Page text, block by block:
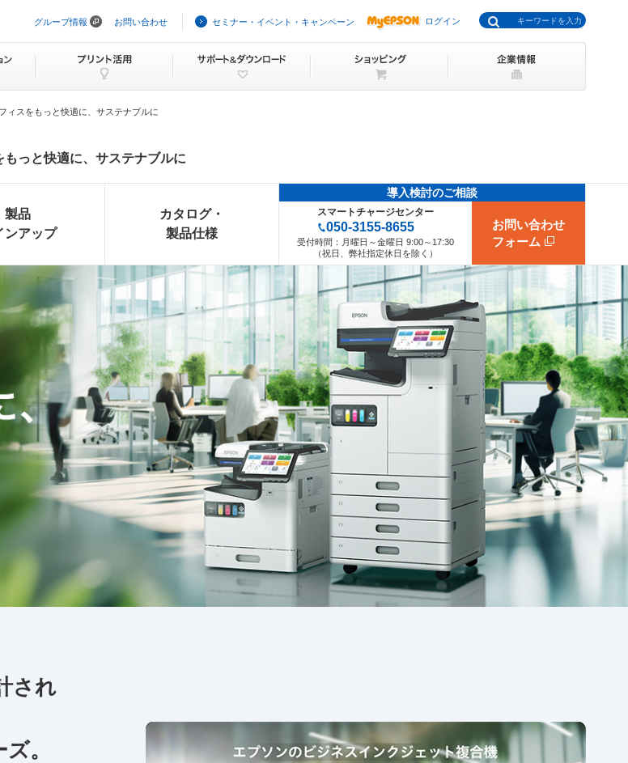
ビ
ョ
を
ッ
グループ情報 お問い合わせ セミナー・イベント・キャンペーン ログイン
ィスをもっと快適に、サステナブルに
っと快適に、サステナブルに
製品
ンアップ
カタログ・
製品仕様
導入検討のご相談
スマートチャージセンター
050-3155-8655
受付時間： 月曜日～金曜日 9:00～17:30
（祝日、弊社指定休日を除く）
お問い合わせ
フォーム
され
。